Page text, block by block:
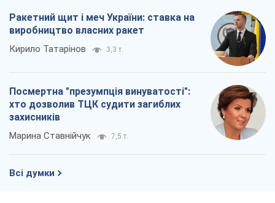
Ракетний щит і меч України: ставка на
виробництво власних ракет
Кирило Татарінов 3,3 т.
Посмертна "презумпція винуватості":
хто дозволив ТЦК судити загиблих
захисників
Марина Ставнійчук 7,5 т.
Всі думки